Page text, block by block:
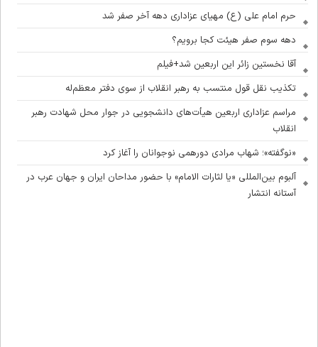
حرم امام علی (ع) مهیای عزاداری دهه آخر صفر شد
دهه سوم صفر هیئت کجا برویم؟
آقا نخستین زائر این اربعین شد+فیلم
تکذیب نقل قول منتسب به رهبر انقلاب از سوی دفتر معظم‌له
مراسم عزاداری اربعین هیأت‌های دانشجویی در جوار محل شهادت رهبر
انقلاب
«نوگفته»؛ شهاب مرادی دورهمی نوجوانان را آغاز کرد
آلبوم بین‌المللی «یا لثارات الامام» با حضور مداحان ایران و جهان عرب در
آستانه انتشار